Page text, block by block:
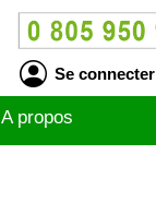
Se connecter
A propos